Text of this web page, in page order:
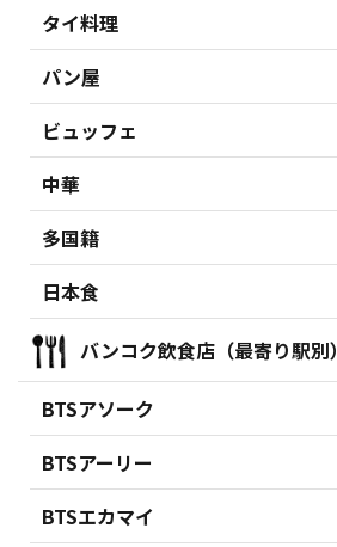
タイ料理
パン屋
ビュッフェ
中華
多国籍
日本食
バンコク飲食店（最寄り駅別）
BTSアソーク
BTSアーリー
BTSエカマイ